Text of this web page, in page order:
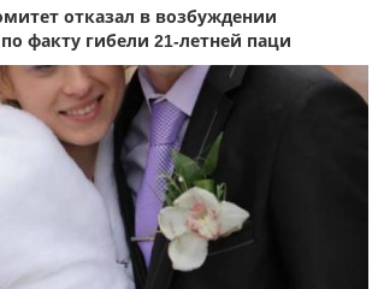
отказал в возбуждении
факту гибели 21-летней паци